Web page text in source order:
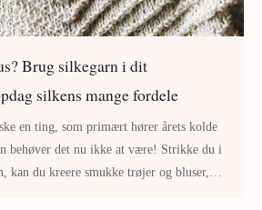
Brug silkegarn i dit
silkens mange fordele
en ting, som primært hører årets kolde
behøver det nu ikke at være! Strikke du i
kan du kreere smukke trøjer og bluser,